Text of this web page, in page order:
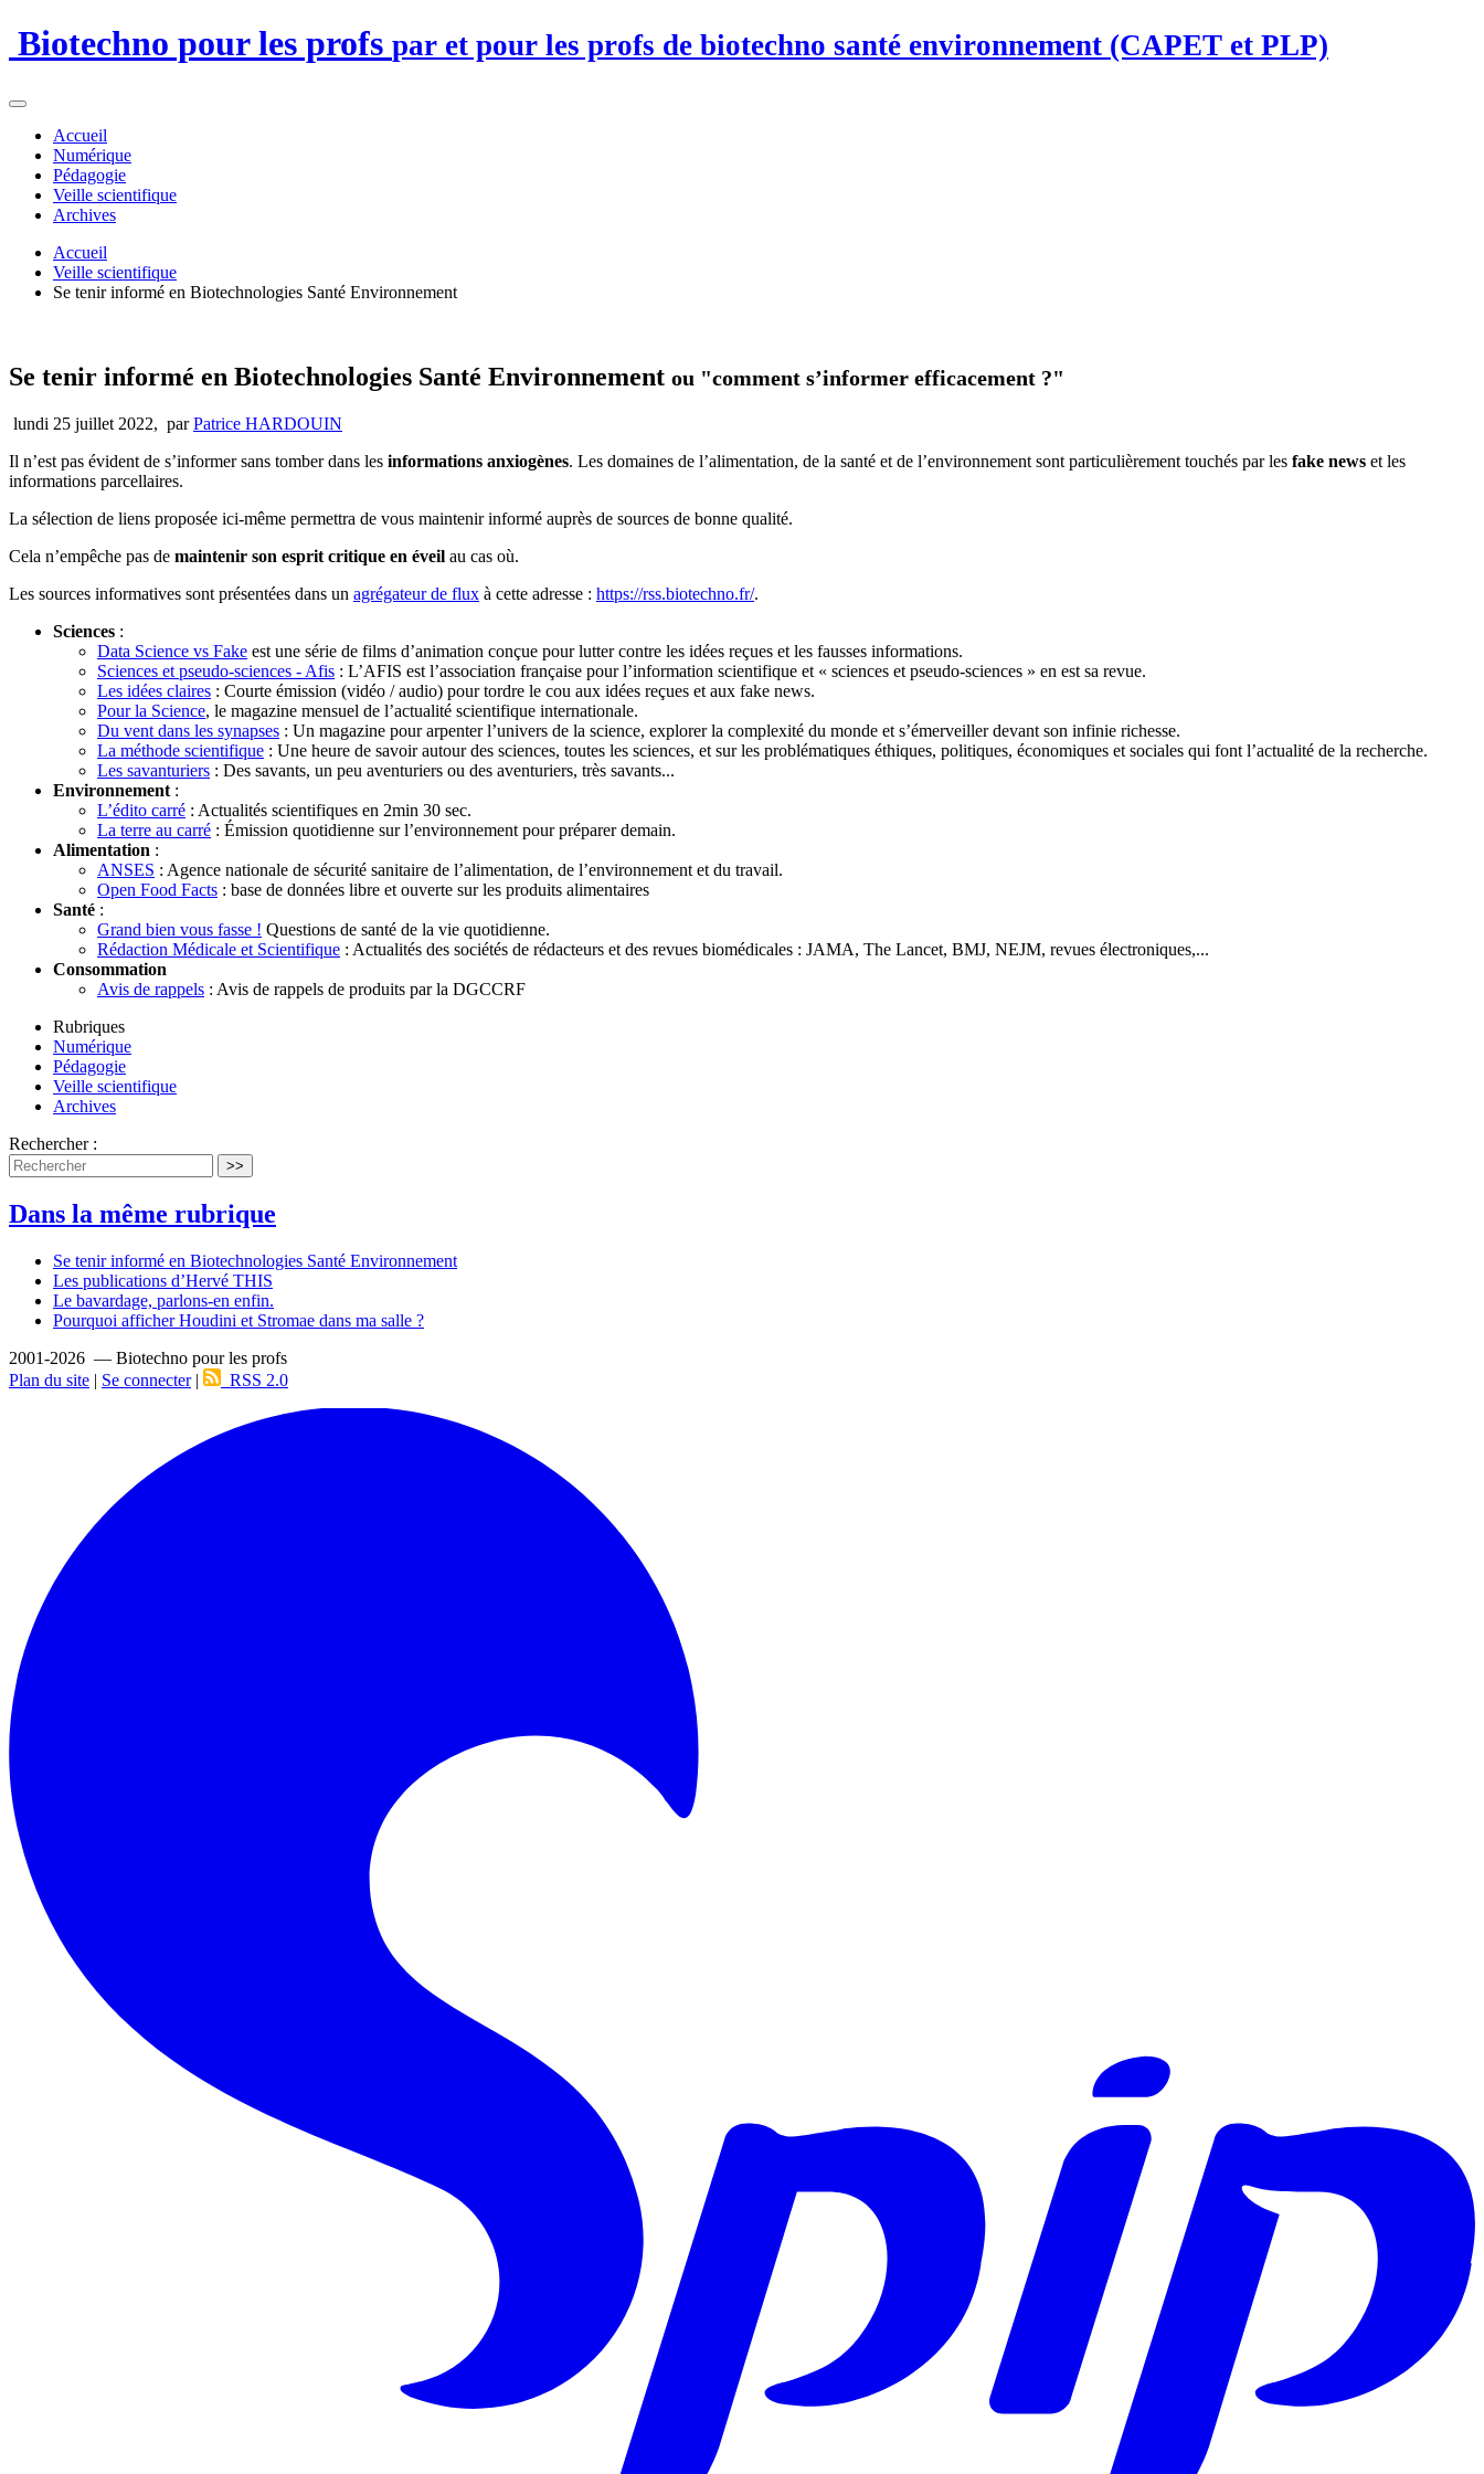
Biotechno pour les profs par et pour les profs de biotechno santé environnement (CAPET et PLP)
Accueil
Numérique
Pédagogie
Veille scientifique
Archives
Accueil
Veille scientifique
Se tenir informé en Biotechnologies Santé Environnement
Se tenir informé en Biotechnologies Santé Environnement ou "comment s’informer efficacement ?"
lundi 25 juillet 2022, parPatrice HARDOUIN
Il n’est pas évident de s’informer sans tomber dans les informations anxiogènes. Les domaines de l’alimentation, de la santé et de l’environnement sont particulièrement touchés par les fake news et les
informations parcellaires.
La sélection de liens proposée ici-même permettra de vous maintenir informé auprès de sources de bonne qualité.
Cela n’empêche pas de maintenir son esprit critique en éveil au cas où.
Les sources informatives sont présentées dans un agrégateur de flux à cette adresse : https://rss.biotechno.fr/.
Sciences :
Data Science vs Fake est une série de films d’animation conçue pour lutter contre les idées reçues et les fausses informations.
Sciences et pseudo-sciences - Afis : L’AFIS est l’association française pour l’information scientifique et « sciences et pseudo-sciences » en est sa revue.
Les idées claires : Courte émission (vidéo / audio) pour tordre le cou aux idées reçues et aux fake news.
Pour la Science, le magazine mensuel de l’actualité scientifique internationale.
Du vent dans les synapses : Un magazine pour arpenter l’univers de la science, explorer la complexité du monde et s’émerveiller devant son infinie richesse.
La méthode scientifique : Une heure de savoir autour des sciences, toutes les sciences, et sur les problématiques éthiques, politiques, économiques et sociales qui font l’actualité de la recherche.
Les savanturiers : Des savants, un peu aventuriers ou des aventuriers, très savants...
Environnement :
L’édito carré : Actualités scientifiques en 2min 30 sec.
La terre au carré : Émission quotidienne sur l’environnement pour préparer demain.
Alimentation :
ANSES : Agence nationale de sécurité sanitaire de l’alimentation, de l’environnement et du travail.
Open Food Facts : base de données libre et ouverte sur les produits alimentaires
Santé :
Grand bien vous fasse ! Questions de santé de la vie quotidienne.
Rédaction Médicale et Scientifique : Actualités des sociétés de rédacteurs et des revues biomédicales : JAMA, The Lancet, BMJ, NEJM, revues électroniques,...
Consommation
Avis de rappels : Avis de rappels de produits par la DGCCRF
Rubriques
Numérique
Pédagogie
Veille scientifique
Archives
Rechercher :
>>
Dans la même rubrique
Se tenir informé en Biotechnologies Santé Environnement
Les publications d’Hervé THIS
Le bavardage, parlons-en enfin.
Pourquoi afficher Houdini et Stromae dans ma salle ?
2001-2026 — Biotechno pour les profs
Plan du site | Se connecter| RSS 2.0